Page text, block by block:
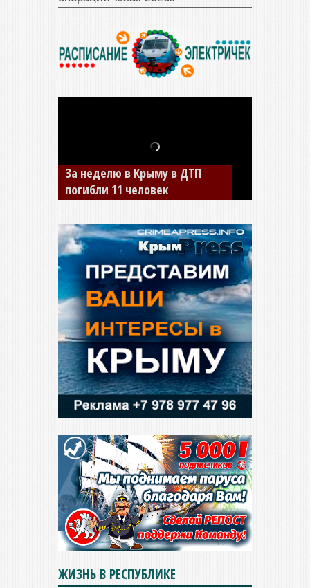
За неделю в Крыму в ДТП
погибли 11 человек
В Джанкое водитель ВАЗа
сбил двух детей на «зебре»
ЖИЗНЬ В РЕСПУБЛИКЕ